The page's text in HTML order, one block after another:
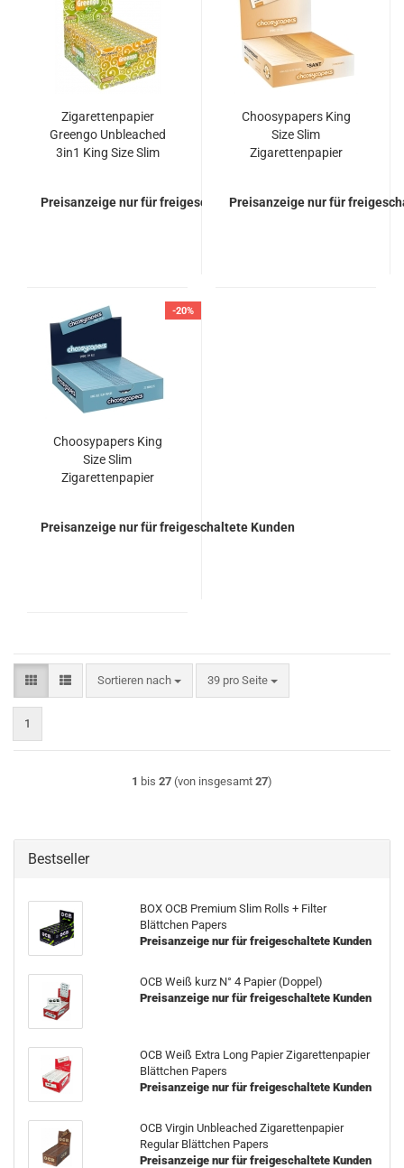
Zigarettenpapier
Greengo Unbleached
3in1 King Size Slim
Papers
Preisanzeige nur für freigeschaltete Kunden
Choosypapers King
Size Slim
Zigarettenpapier
Preisanzeige nur für
-20%
Choosypapers King
Size Slim
Zigarettenpapier
Preisanzeige nur für freigeschaltete Kunden
Sortieren nach
Sortieren nach 39 pro Seite
pro Seite
1
1 bis 27 (von insgesamt 27)
Bestseller
BOX OCB Premium Slim Rolls + Filter
Blättchen Papers
Preisanzeige nur für freigeschaltete Kunden
OCB Weiß kurz N° 4 Papier (Doppel)
Preisanzeige nur für freigeschaltete Kunden
OCB Weiß Extra Long Papier Zigarettenpapier
Blättchen Papers
Preisanzeige nur für freigeschaltete Kunden
OCB Virgin Unbleached Zigarettenpapier
Regular Blättchen Papers
Preisanzeige nur für freigeschaltete Kunden